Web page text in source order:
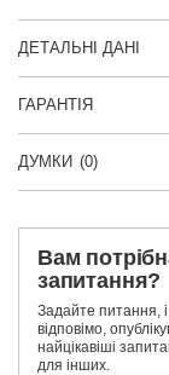
ДЕТАЛЬНІ ДАНІ
ГАРАНТІЯ
ДУМКИ (0)
Вам
запитання?
Задайте питання,
відповімо,
найцікавіші
для інших.